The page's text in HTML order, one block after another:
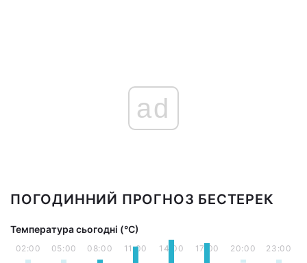
ad
ПОГОДИННИЙ ПРОГНОЗ БЕСТЕРЕК
Температура сьогодні (°С)
02:00 05:00 08:00 11:00 14:00 17:00 20:00 23:00